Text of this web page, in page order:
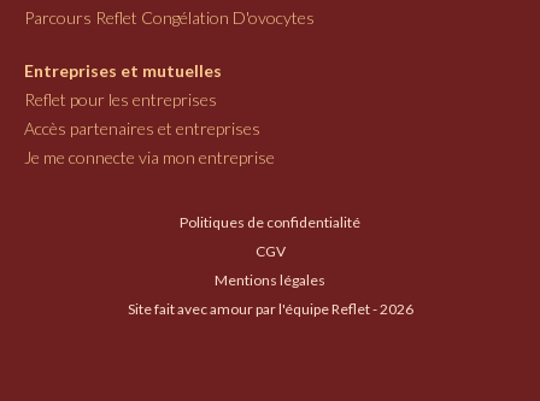
Parcours Reflet Congélation D'ovocytes
Entreprises et mutuelles
Reflet pour les entreprises
Accès partenaires et entreprises
Je me connecte via mon entreprise
Politiques de confidentialité
CGV
Mentions légales
Site fait avec amour par l'équipe Reflet - 2026